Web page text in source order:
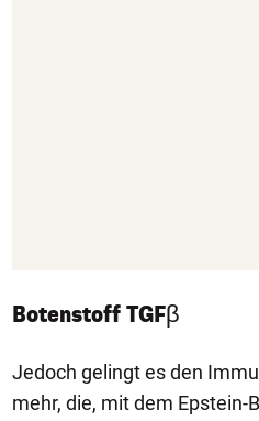
Botenstoff TGFβ
Jedoch gelingt es den
mehr, die, mit dem Epstein-